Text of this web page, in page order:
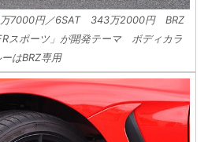
7000円／6SAT 343万2000円 BRZ
スポーツ」が開発テーマ ボディカラ
はBRZ専用